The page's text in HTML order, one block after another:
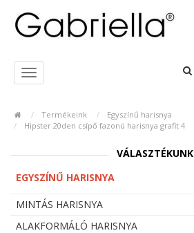
Termékeink
Egyszínű harisnya
Hipster 20den csípő fazonú harisnya grafit 4
VÁLASZTÉKUNK
EGYSZÍNŰ HARISNYA
MINTÁS HARISNYA
ALAKFORMÁLÓ HARISNYA